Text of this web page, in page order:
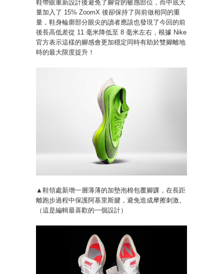
鞋帶眼重新設計後避免了腳背的敏感部位，而中底大
量加入了 15% ZoomX 後卻保持了與前做相同的重
量，鞋身輪廓部分眼尖的讀者應該也發現了今回的前
後長高低差從 11 毫米降低至 8 毫米左右，根據 Nike
官方表示這樣的腳感會更加穩定同時有助於雙腳離地
時的最大限度提升！
▲鞋領處新增一層薄薄的加墊泡棉包覆腳踝，在長距
離跑步過程中保護阿基里斯腱，避免造成摩擦刺激。
（這是編輯最喜歡的一個設計）